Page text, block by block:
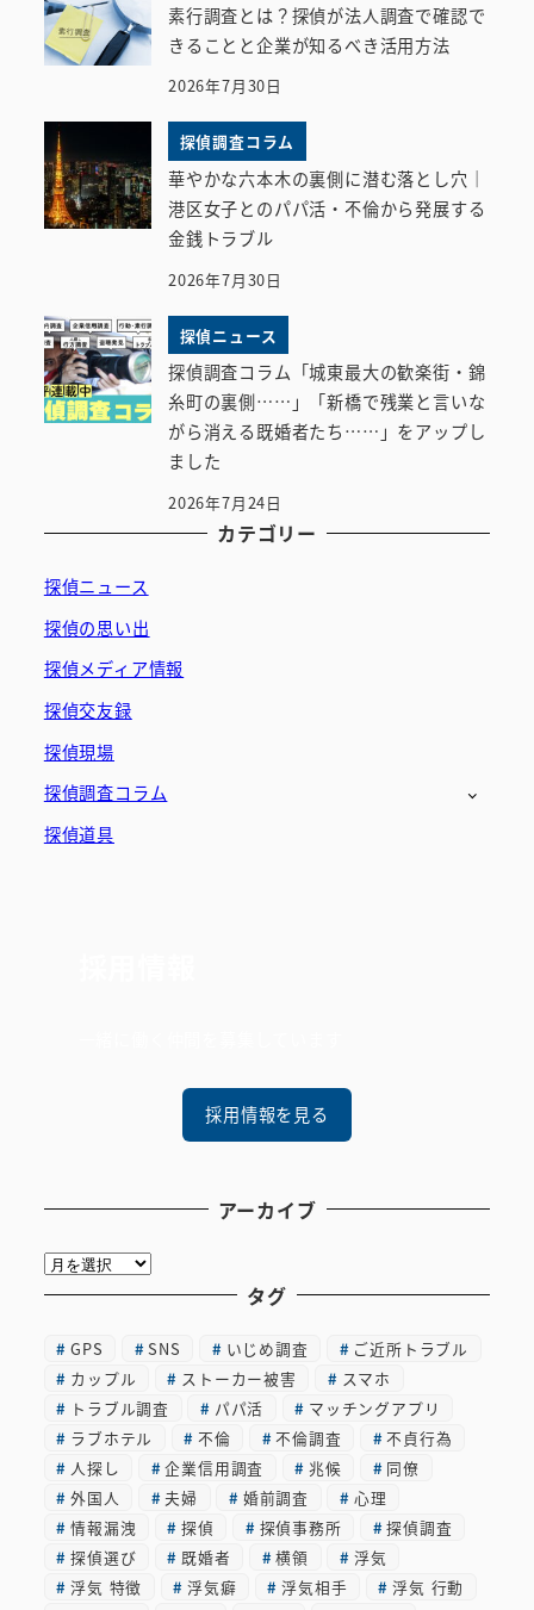
素行調査とは？探偵が法人調査で確認で
きることと企業が知るべき活用方法
2026年7月30日
探偵調査コラム
華やかな六本木の裏側に潜む落とし穴｜
港区女子とのパパ活・不倫から発展する
金銭トラブル
2026年7月30日
探偵ニュース
探偵調査コラム「城東最大の歓楽街・錦
糸町の裏側……」「新橋で残業と言いな
がら消える既婚者たち……」をアップし
ました
2026年7月24日
カテゴリー
探偵ニュース
探偵の思い出
探偵メディア情報
探偵交友録
探偵現場
探偵調査コラム
探偵道具
採用情報を見る
アーカイブ
ア
ー
イ
ブ
タグ
GPS SNS いじめ調査
ご近所トラブル
カップル
ストーカー被害
スマホ
トラブル調査
パパ活
マッチングアプリ
ラブホテル
不倫 不倫調査
不貞行為
人探し
企業信用調査 兆候
同僚
外国人
夫婦 婚前調査
心理
情報漏洩
探偵 探偵事務所
探偵調査
探偵選び
既婚者 横領
浮気
浮気 特徴
浮気癖 浮気相手
浮気 行動